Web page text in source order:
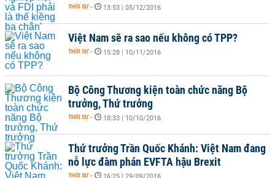
THỜI SỰ - 13:53 | 05/12/2016
Việt Nam sẽ ra sao nếu không có TPP?
THỜI SỰ - 15:28 | 10/11/2016
Bộ Công Thương kiện toàn chức năng Bộ
trưởng, Thứ trưởng
THỜI SỰ - 18:33 | 10/10/2016
Thứ trưởng Trần Quốc Khánh: Việt Nam đang
nỗ lực đàm phán EVFTA hậu Brexit
THỜI SỰ -